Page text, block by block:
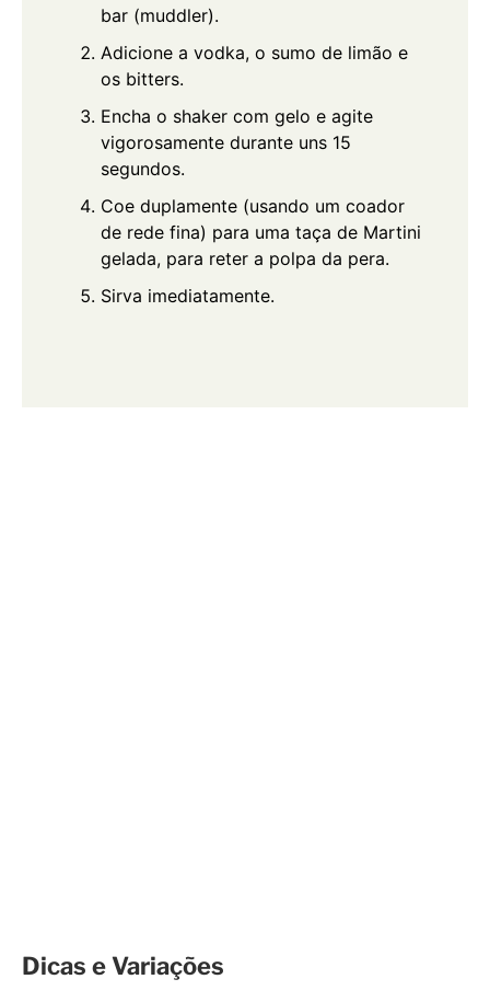
bar (muddler).
Adicione a vodka, o sumo de limão e
os bitters.
Encha o shaker com gelo e agite
vigorosamente durante uns 15
segundos.
Coe duplamente (usando um coador
de rede fina) para uma taça de Martini
gelada, para reter a polpa da pera.
Sirva imediatamente.
Dicas e Variações